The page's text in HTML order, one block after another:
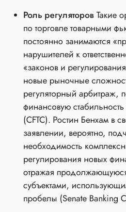
Роль регуляторов Такие
по торговле товарными
постоянно занимаются
нарушителей к
«законов и
новые рыночные
регуляторный
финансовую стабильность
(CFTC). Ростин Бенхам в
заявлении, вероятно,
необходимость
регулирования новых
отражая
субъектами,
пробелы (Senate Banking